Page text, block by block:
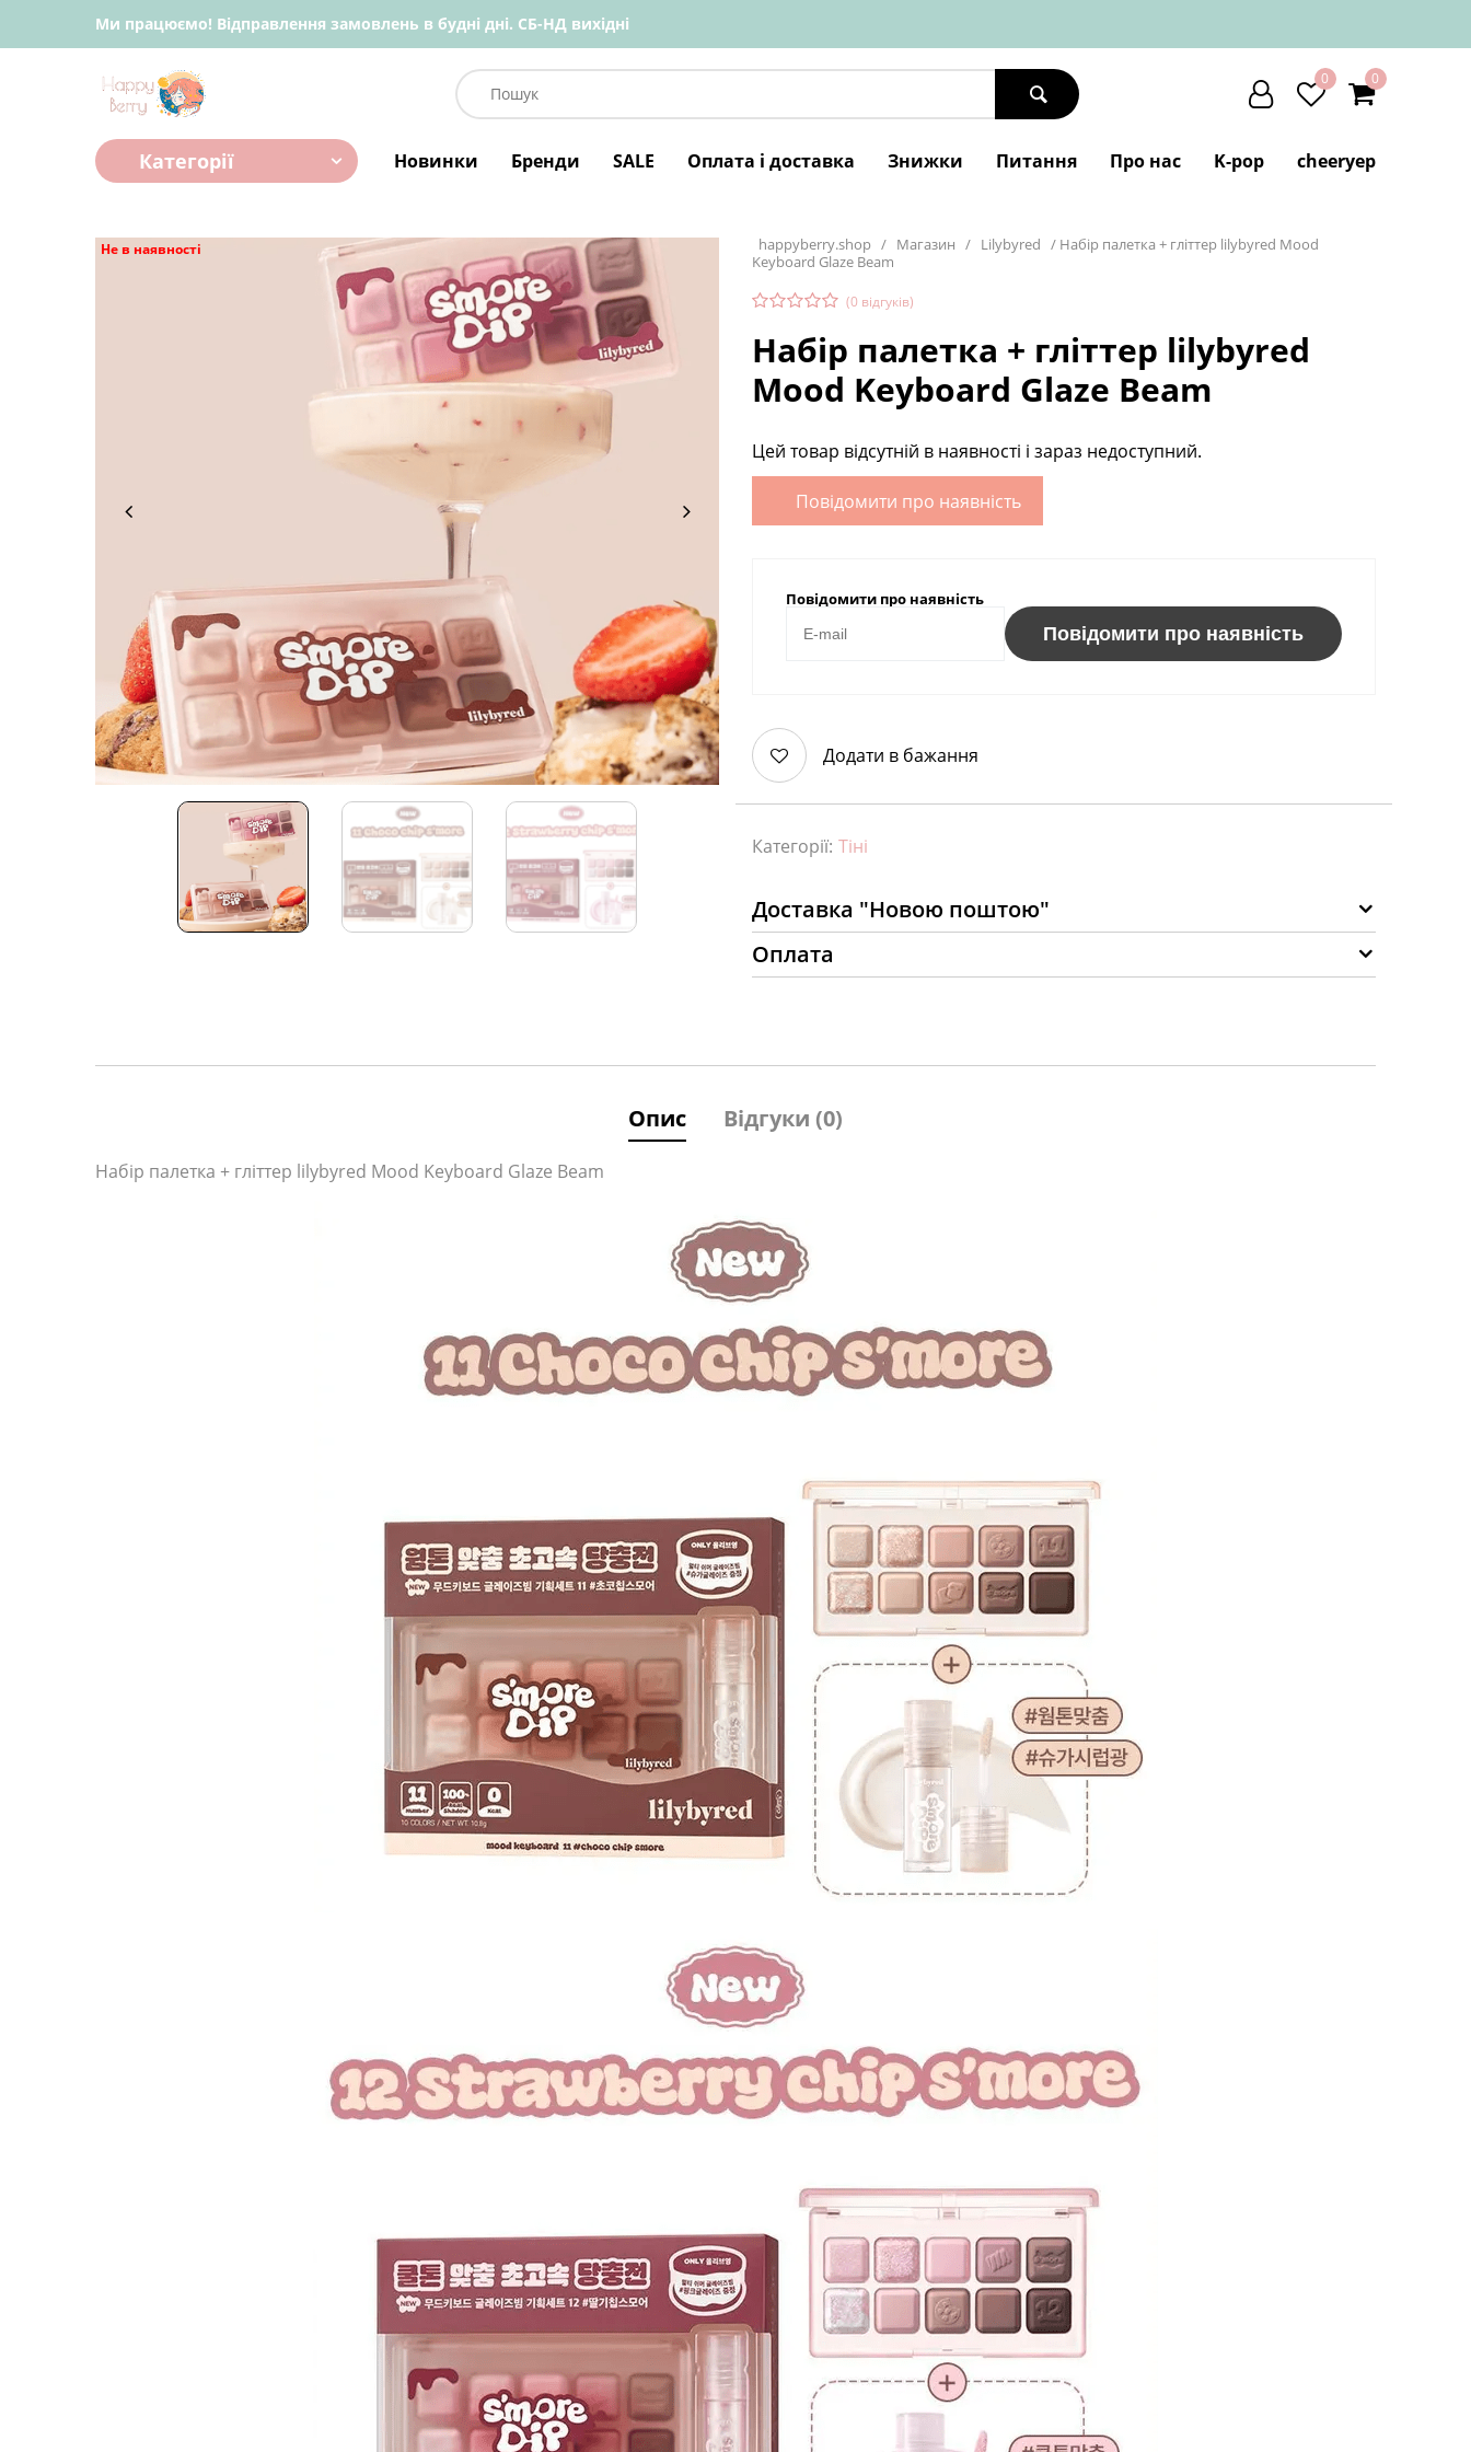
Ми працюємо! Відправлення замовлень в будні дні. СБ-НД вихідні
0 0
Категорії Новинки Бренди SALE Оплата і доставка Знижки Питання Про нас K-pop cheeryep
Не в наявності happyberry.shop / Магазин / Lilybyred / Набір палетка + гліттер lilybyred Mood
Keyboard Glaze Beam
(0 відгуків)
Набір палетка + гліттер lilybyred
Mood Keyboard Glaze Beam
Цей товар відсутній в наявності і зараз недоступний.
Повідомити про наявність
Повідомити про наявність
Повідомити про наявність
Додати в бажання
Категорії: Тіні
Доставка "Новою поштою"
Оплата
Опис Відгуки (0)
Набір палетка + гліттер lilybyred Mood Keyboard Glaze Beam